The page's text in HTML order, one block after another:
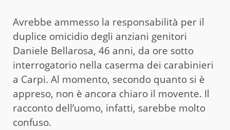
Avrebbe ammesso la responsabilità per il
duplice omicidio degli anziani genitori
Daniele Bellarosa, 46 anni, da ore sotto
interrogatorio nella caserma dei carabinieri
a Carpi. Al momento, secondo quanto si è
appreso, non è ancora chiaro il movente. Il
racconto dell’uomo, infatti, sarebbe molto
confuso.